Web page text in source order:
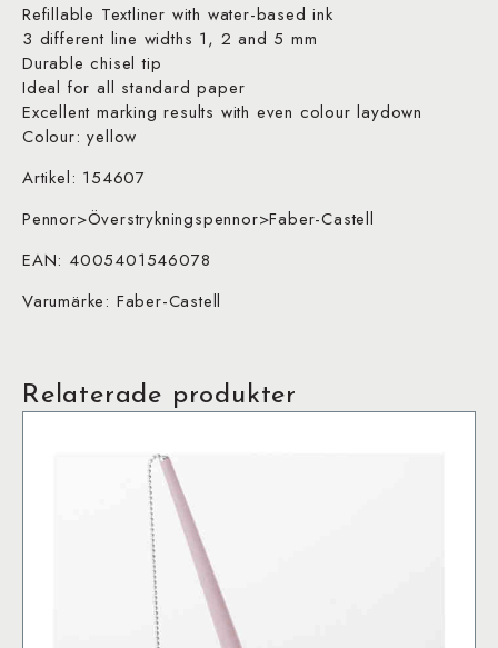
Refillable Textliner with water-based ink
3 different line widths 1, 2 and 5 mm
Durable chisel tip
Ideal for all standard paper
Excellent marking results with even colour laydown
Colour: yellow
Artikel: 154607
Pennor>Överstrykningspennor>Faber-Castell
EAN: 4005401546078
Varumärke: Faber-Castell
Relaterade produkter